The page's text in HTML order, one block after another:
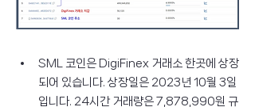
SML 코인은 DigiFinex 거래소 한곳에 상장
되어 있습니다. 상장일은 2023년 10월 3일
입니다. 24시간 거래량은 7,878,990원 규